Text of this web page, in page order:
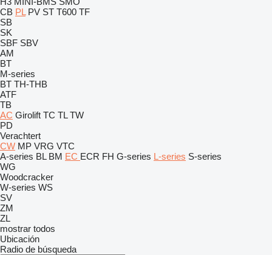
CB PL PV ST T600 TF
SB
SK
SBF SBV
AM
BT
M-series
BT TH-THB
ATF
TB
AC Girolift TC TL TW
PD
Verachtert
CW MP VRG VTC
A-series BL BM EC ECR FH G-series L-series S-series
WG
Woodcracker
W-series WS
SV
ZM
ZL
mostrar todos
Ubicación
Radio de búsqueda